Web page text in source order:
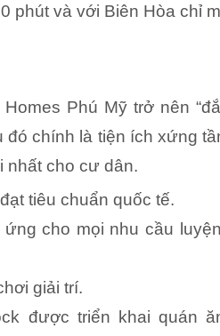
phút và với Biên Hòa chỉ
Phú Mỹ trở nên
chính là tiện ích xứng
nhất cho cư dân.
tiêu chuẩn quốc tế.
cho mọi nhu cầu
giải trí.
được triển khai quán